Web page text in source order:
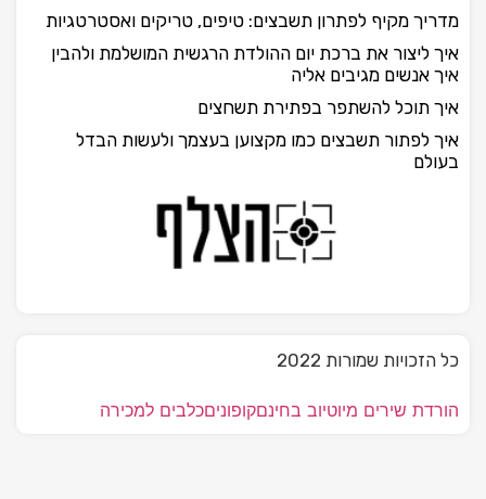
מדריך מקיף לפתרון תשבצים: טיפים, טריקים ואסטרטגיות
איך ליצור את ברכת יום ההולדת הרגשית המושלמת ולהבין
איך אנשים מגיבים אליה
איך תוכל להשתפר בפתירת תשחצים
איך לפתור תשבצים כמו מקצוען בעצמך ולעשות הבדל
בעולם
כל הזכויות שמורות 2022
הורדת שירים מיוטיוב בחינםקופוניםכלבים למכירה